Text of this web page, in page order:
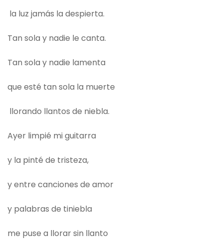
la luz jamás la despierta.
Tan sola y nadie le canta.
Tan sola y nadie lamenta
que esté tan sola la muerte
llorando llantos de niebla.
Ayer limpié mi guitarra
y la pinté de tristeza,
y entre canciones de amor
y palabras de tiniebla
me puse a llorar sin llanto